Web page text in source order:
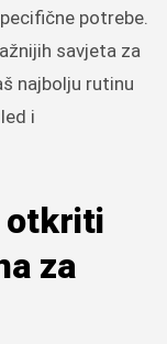
potrebe.
savjeta za
najbolju rutinu
i
otkriti
za